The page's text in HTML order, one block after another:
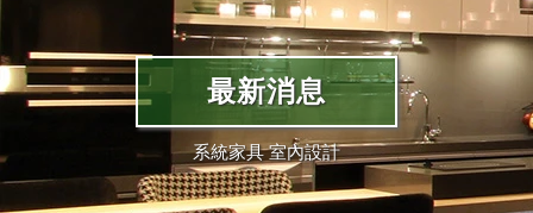
最新消息
系統家具 室內設計